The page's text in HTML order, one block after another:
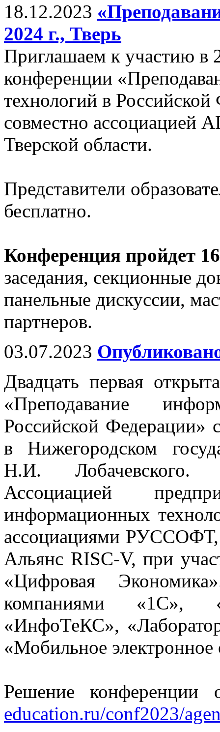
18.12.2023
2024 г., Тверь
Приглашаем к участию в
конференции
технологий в
совместно ассоциацией
Тверской области.
Представители
бесплатно.
Конференция пройдет
заседания, секционные
панельные дискуссии,
партнеров.
03.07.2023
Двадцать первая
«Преподавание
Российской Федерации»
в Нижегородском
Н.И. Лобачевского.
Ассоциацией
информационных
ассоциациями
Альянс RISC-V, при
«Цифровая
компаниями «1С»,
«ИнфоТеКС»,
«Мобильное
Решение конференции
education.ru/conf2023/